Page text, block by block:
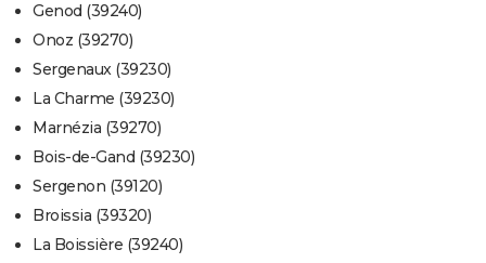
Genod (39240)
Onoz (39270)
Sergenaux (39230)
La Charme (39230)
Marnézia (39270)
Bois-de-Gand (39230)
Sergenon (39120)
Broissia (39320)
La Boissière (39240)